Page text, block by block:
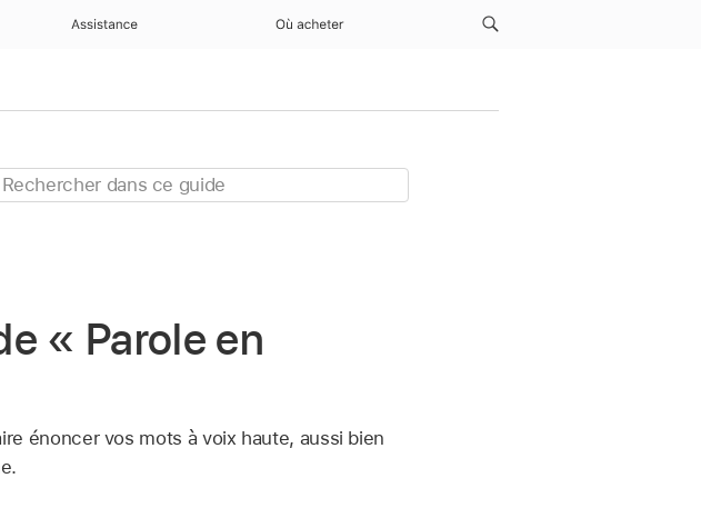
Assistance Où acheter
« Parole en
énoncer vos mots à voix haute, aussi bien